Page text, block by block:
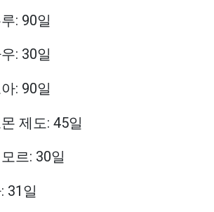
: 90일
: 30일
: 90일
제도: 45일
르: 30일
일